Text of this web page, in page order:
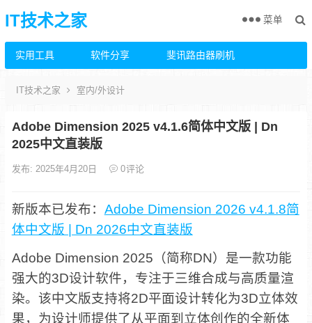
IT技术之家
实用工具 软件分享 斐讯路由器刷机
菜单
IT技术之家 室内/外设计
Adobe Dimension 2025 v4.1.6简体中文版 | Dn
2025中文直装版
发布: 2025年4月20日 0评论
新版本已发布： Adobe Dimension 2026 v4.1.8简
体中文版 | Dn 2026中文直装版
Adobe Dimension 2025（简称DN）是一款功能
强大的3D设计软件，专注于三维合成与高质量渲
染。该中文版支持将2D平面设计转化为3D立体效
果，为设计师提供了从平面到立体创作的全新体